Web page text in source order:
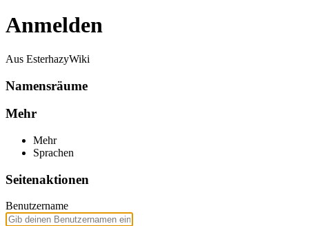
Anmelden
Aus EsterhazyWiki
Namensräume
Mehr
Mehr
Sprachen
Seitenaktionen
Benutzername